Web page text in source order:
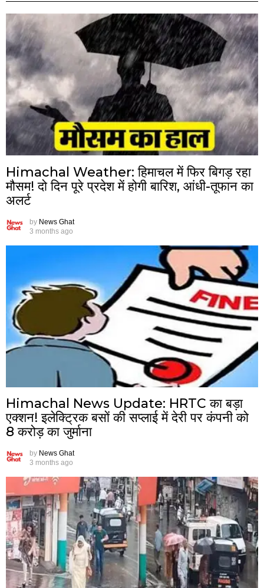
Himachal Weather: हिमाचल में फिर बिगड़ रहा
मौसम! दो दिन पूरे प्रदेश में होगी बारिश, आंधी-तूफान का
अलर्ट
by News Ghat
3 months ago
Himachal News Update: HRTC का बड़ा
एक्शन! इलेक्ट्रिक बसों की सप्लाई में देरी पर कंपनी को
8 करोड़ का जुर्माना
by News Ghat
3 months ago